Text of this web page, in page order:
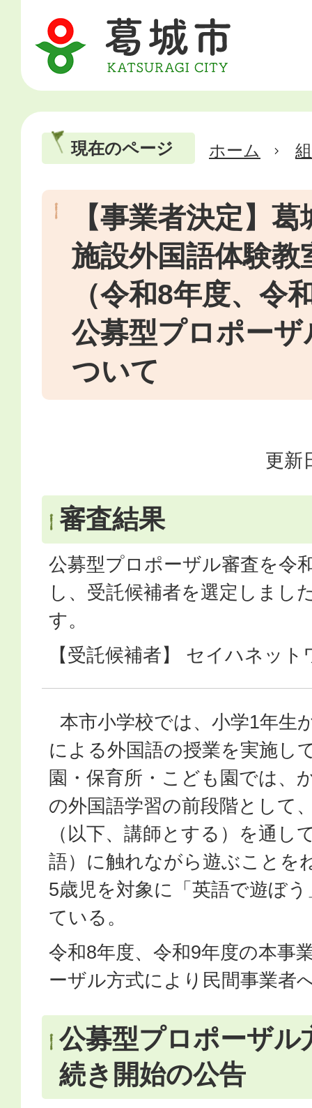
現在のページ ホーム
【事業者決定】
施設外国語体験教
（令和8年度、令
公募型プロポー
ついて
更新
審査結果
公募型プロポーザル審査を令
し、受託候補者を選定しまし
す。
【受託候補者】 セイハネッ
本市小学校では、小学1年生
による外国語の授業を実施し
園・保育所・こども園では、
の外国語学習の前段階として
（以下、講師とする）を通し
語）に触れながら遊ぶことを
5歳児を対象に「英語で遊ぼ
ている。
令和8年度、令和9年度の本事
ーザル方式により民間事業者
公募型プロポーザル
続き開始の公告